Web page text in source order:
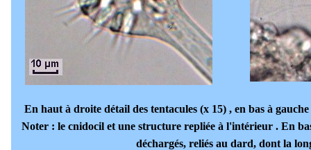
En haut à droite détail des tentacules (x 15) , en bas à
Noter : le cnidocil et une structure repliée à l'intérieur . En
déchargés, reliés au dard, dont la